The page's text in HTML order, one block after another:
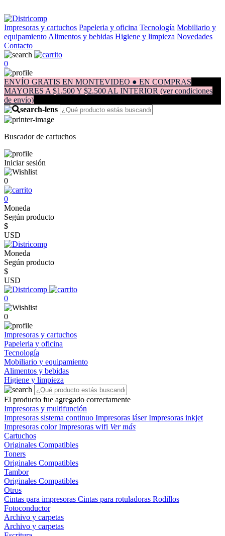
Impresoras y cartuchos Papeleria y oficina Tecnología Mobiliario y
equipamiento Alimentos y bebidas Higiene y limpieza Novedades
Contacto
0
ENVÍO GRATIS EN MONTEVIDEO ● EN COMPRAS
MAYORES A $1.500 Y $2.500 AL INTERIOR (ver condiciones
de envío)
Buscador de cartuchos
Iniciar sesión
0
0
Moneda
Según producto
$
USD
Moneda
Según producto
$
USD
0
0
Impresoras y cartuchos
Papeleria y oficina
Tecnología
Mobiliario y equipamiento
Alimentos y bebidas
Higiene y limpieza
El producto fue agregado correctamente
Impresoras y multifunción
Impresoras sistema continuo Impresoras láserImpresoras inkjet
Impresoras colorImpresoras wifi Ver más
Cartuchos
Originales Compatibles
Toners
Originales Compatibles
Tambor
Originales Compatibles
Otros
Cintas para impresoras Cintas para rotuladoras Rodillos
Fotoconductor
Archivo y carpetas
Archivo y carpetas